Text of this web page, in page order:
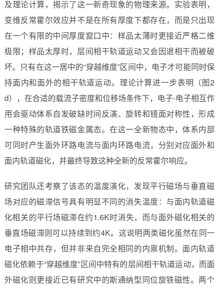
及理论计算，揭示了这一新奇现象的物理来源。实验表明，
变维反常霍尔效应并不是在所有厚度下都存在，而是只出现
在一个有限的中间厚度窗口中：样品太薄时更接近严格二维
极限；样品太厚时，层间相干轨道运动又会因退相干而被破
坏。只有在这一居中的“穿越维度”区间中，电子才可能同时保
持面内和面外的相干轨道运动。理论计算进一步表明（图2
d），在合适的载流子密度和位移场条件下，电子-电子相互作
用会驱动体系自发破缺时间反演、旋转和镜面对称性，形成
一种特殊的轨道铁磁金属态。在这一全新物态中，体系内部
可同时产生面外环路电流与面内环路电流，分别对应面外和
面内轨道磁化，并最终导致这种全新的反常霍尔响应。
研究团队还考察了该态的温度演化，发现平行磁场与垂直磁
场对应的磁滞信号具有明显不同的消失温度：与面内轨道磁
化相关的平行场磁滞在约1.6K时消失，而与面外磁化相关的
垂直场磁滞则可以持续到约4K。这说明两类磁化虽然在同一
电子相中共存，但并非来自完全相同的内禀机制。面内轨道
磁化依赖于“穿越维度”区间中特有的层间相干轨道运动，而面
外磁化则更接近已有研究中的斯通纳型同位旋铁磁性。两个